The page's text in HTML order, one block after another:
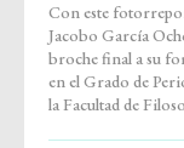
Con este
Jacobo García
broche final a su
en el Grado de
la Facultad de
Letras y cierra
etapa como
Entremedios. Su